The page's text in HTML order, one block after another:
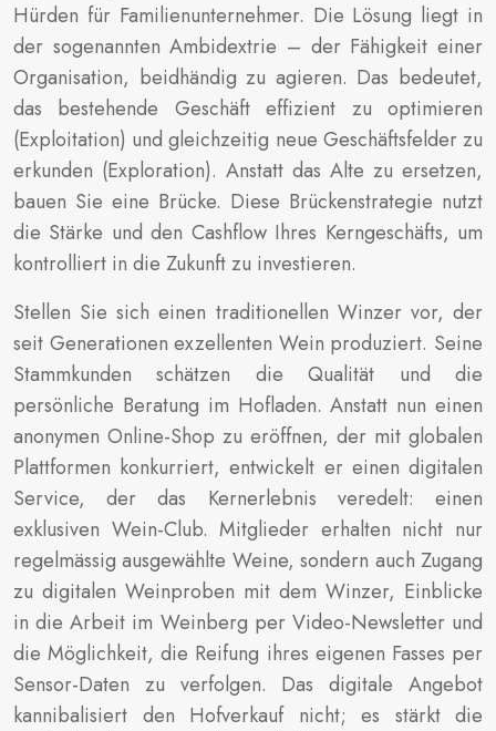
Hürden für Familienunternehmer. Die Lösung liegt in
der sogenannten Ambidextrie – der Fähigkeit einer
Organisation, beidhändig zu agieren. Das bedeutet,
das bestehende Geschäft effizient zu optimieren
(Exploitation) und gleichzeitig neue Geschäftsfelder zu
erkunden (Exploration). Anstatt das Alte zu ersetzen,
bauen Sie eine Brücke. Diese Brückenstrategie nutzt
die Stärke und den Cashflow Ihres Kerngeschäfts, um
kontrolliert in die Zukunft zu investieren.
Stellen Sie sich einen traditionellen Winzer vor, der
seit Generationen exzellenten Wein produziert. Seine
Stammkunden schätzen die Qualität und die
persönliche Beratung im Hofladen. Anstatt nun einen
anonymen Online-Shop zu eröffnen, der mit globalen
Plattformen konkurriert, entwickelt er einen digitalen
Service, der das Kernerlebnis veredelt: einen
exklusiven Wein-Club. Mitglieder erhalten nicht nur
regelmässig ausgewählte Weine, sondern auch Zugang
zu digitalen Weinproben mit dem Winzer, Einblicke
in die Arbeit im Weinberg per Video-Newsletter und
die Möglichkeit, die Reifung ihres eigenen Fasses per
Sensor-Daten zu verfolgen. Das digitale Angebot
kannibalisiert den Hofverkauf nicht; es stärkt die